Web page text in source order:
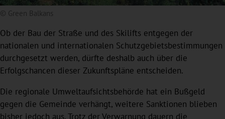
© Green Balkans
Ob der Bau der Straße und des Skilifts entgegen der
nationalen und internationalen Schutzgebietsbestimmungen
durchgesetzt werden, dürfte deshalb auch über die
Erfolgschancen dieser Zukunftspläne entscheiden.
Die regionale Umweltaufsichtsbehörde hat ein Bußgeld
gegen die Gemeinde verhängt, weitere Sanktionen blieben
bisher jedoch aus. Trotz der Verwarnung dauern die